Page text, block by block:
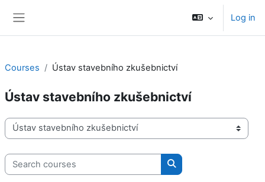
Log in
Courses Ústav stavebního zkušebnictví
Ústav stavebního zkušebnictví
Course categories
Search courses
Search courses